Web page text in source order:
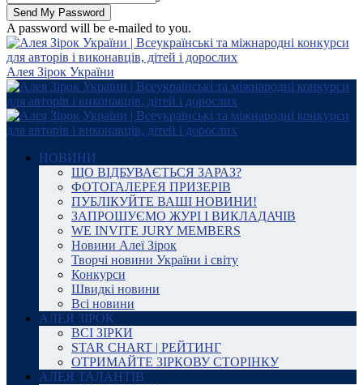
A password will be e-mailed to you.
Алея Зірок України
НОВИНИ
ЩО ВІДБУВАЄТЬСЯ ЗАРАЗ?
ФОТОГАЛЕРЕЯ ПРИЗЕРІВ
ПУБЛІКУЙТЕ ВАШІ НОВИНИ!
ЗАПРОШУЄМО ЖУРІ І ВИКЛАДАЧІВ
WE INVITE JURY MEMBERS
Новини Алеї Зірок
Творчі новини України і світу
Конкурси
Швидкі новини
Всі новини
АЛЕЯ ЗІРОК
ВСІ ЗІРКИ
STAR CHART | РЕЙТИНГ
ОТРИМАЙТЕ ЗІРКОВУ СТОРІНКУ
АЛЕЯ ТАЛАНТІВ